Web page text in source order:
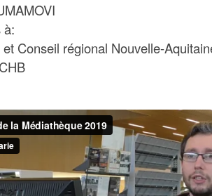
à:
Conseil régional Nouvelle-